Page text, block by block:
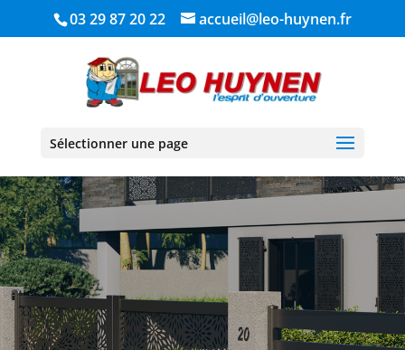
03 29 87 20 22 accueil@leo-huynen.fr
Sélectionner une page
PORTAILS &